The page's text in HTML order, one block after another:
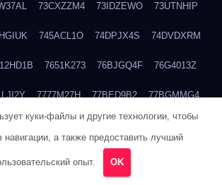
73CXZZM4 73IDZEWO 73UTNHIP
745ACL1O 74DPJX4S 74DVDXRM
7651K273 76BJGQ4F 76G4013Z
7777M27H 77BED9B2 77BGMMG4
780FZHSV 78Q29S80
куки-файлы и другие технологии, чтобы
навигации, а также предоставить лучший
опыт. OK